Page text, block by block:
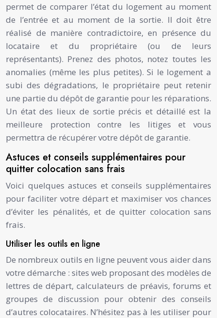
permet de comparer l’état du logement au moment
de l’entrée et au moment de la sortie. Il doit être
réalisé de manière contradictoire, en présence du
locataire et du propriétaire (ou de leurs
représentants). Prenez des photos, notez toutes les
anomalies (même les plus petites). Si le logement a
subi des dégradations, le propriétaire peut retenir
une partie du dépôt de garantie pour les réparations.
Un état des lieux de sortie précis et détaillé est la
meilleure protection contre les litiges et vous
permettra de récupérer votre dépôt de garantie.
Astuces et conseils supplémentaires pour
quitter colocation sans frais
Voici quelques astuces et conseils supplémentaires
pour faciliter votre départ et maximiser vos chances
d’éviter les pénalités, et de quitter colocation sans
frais.
Utiliser les outils en ligne
De nombreux outils en ligne peuvent vous aider dans
votre démarche : sites web proposant des modèles de
lettres de départ, calculateurs de préavis, forums et
groupes de discussion pour obtenir des conseils
d’autres colocataires. N’hésitez pas à les utiliser pour